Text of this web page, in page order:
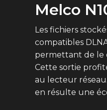
Melco
Les fichiers
compatibles
permettant de le
Cette sortie
au lecteur
en résulte une